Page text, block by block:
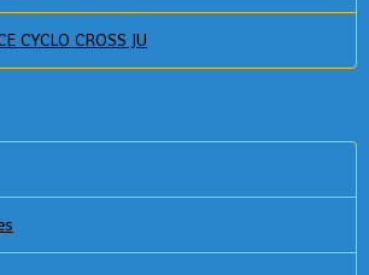
CYCLO CROSS JU